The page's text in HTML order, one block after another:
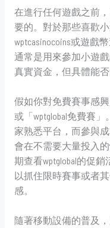
在進行任何遊戲之前
要的。對於那些喜歡
wptcasinocoins或遊戲
通常是用來參加小遊
真實資金，但具體能
假如你對免費賽事感
或「wptglobal免費賽
家熟悉平台，而參與
會在不需要大量投入
期查看wptglobal的促
以抓住限時賽事或者
感。
隨著移動設備的普及